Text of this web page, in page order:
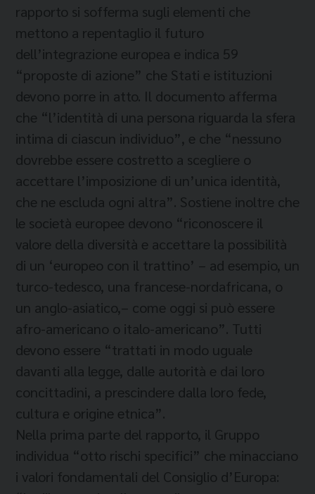
rapporto si sofferma sugli elementi che
mettono a repentaglio il futuro
dell’integrazione europea e indica 59
“proposte di azione” che Stati e istituzioni
devono porre in atto. Il documento afferma
che “l’identità di una persona riguarda la sfera
intima di ciascun individuo”, e che “nessuno
dovrebbe essere costretto a scegliere o
accettare l’imposizione di un’unica identità,
che ne escluda ogni altra”. Sostiene inoltre che
le società europee devono “riconoscere il
valore della diversità e accettare la possibilità
di un ‘europeo con il trattino’ – ad esempio, un
turco-tedesco, una francese-nordafricana, o
un anglo-asiatico,– come oggi si può essere
afro-americano o italo-americano”. Tutti
devono essere “trattati in modo uguale
davanti alla legge, dalle autorità e dai loro
concittadini, a prescindere dalla loro fede,
cultura e origine etnica”.
Nella prima parte del rapporto, il Gruppo
individua “otto rischi specifici” che minacciano
i valori fondamentali del Consiglio d’Europa: